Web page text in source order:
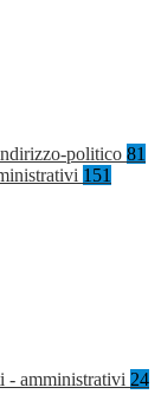
politico 81
151
- amministrativi 24